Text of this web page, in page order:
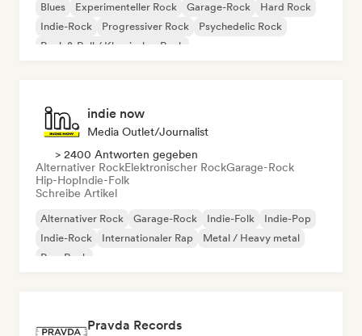
Blues Experimenteller Rock Garage-Rock
Hard Rock
Indie-Rock
Progressiver Rock
Psychedelic Rock
Rock & Roll / Klassischer Rock
indie now
Media Outlet/Journalist
> 2400 Antworten gegeben
Alternativer RockElektronischer RockGarage-Rock
Hip-HopIndie-Folk
Schreibe Artikel
Alternativer Rock Garage-Rock Indie-Folk
Indie-Pop
Indie-Rock
Internationaler Rap
Metal / Heavy metal
Pop-Rock
Pravda Records